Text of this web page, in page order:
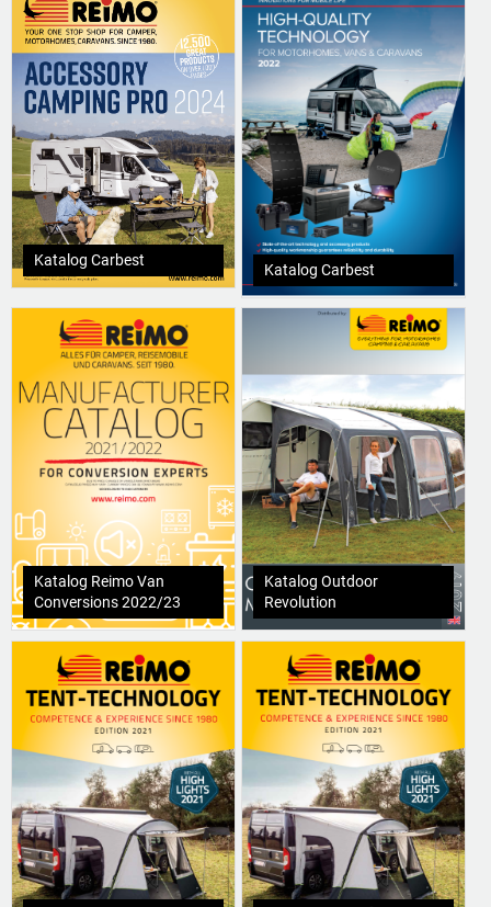
Katalog Carbest
Katalog Carbest
Katalog Reimo Van
Conversions 2022/23
Katalog Outdoor
Revolution